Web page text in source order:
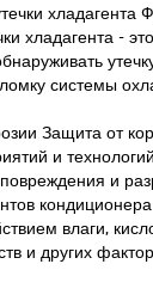
хладагента
хладагента -
системы
Защита от
и
и
влаги,
и других